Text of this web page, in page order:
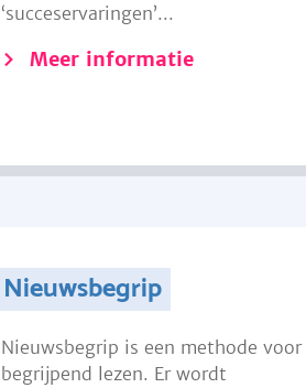
‘succeservaringen’...
Meer informatie
Nieuwsbegrip
Nieuwsbegrip is een methode voor
begrijpend lezen. Er wordt